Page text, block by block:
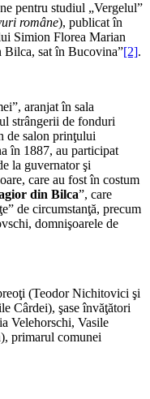
pentru studiul „Vergelul”
române), publicat în
Simion Florea Marian
Bilca, sat în Bucovina”[2].
aranjat în sala
strângerii de fonduri
de salon prinţului
în 1887, au participat
la guvernator şi
care au fost în costum
din Bilca”, care
de circumstanţă, precum
domnişoarele de
(Teodor Nichitovici şi
Cârdei), şase învăţători
Velehorschi, Vasile
primarul comunei